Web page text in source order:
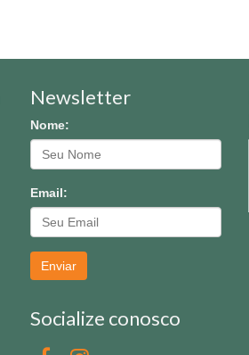
Newsletter
Nome:
Email:
Enviar
Socialize conosco